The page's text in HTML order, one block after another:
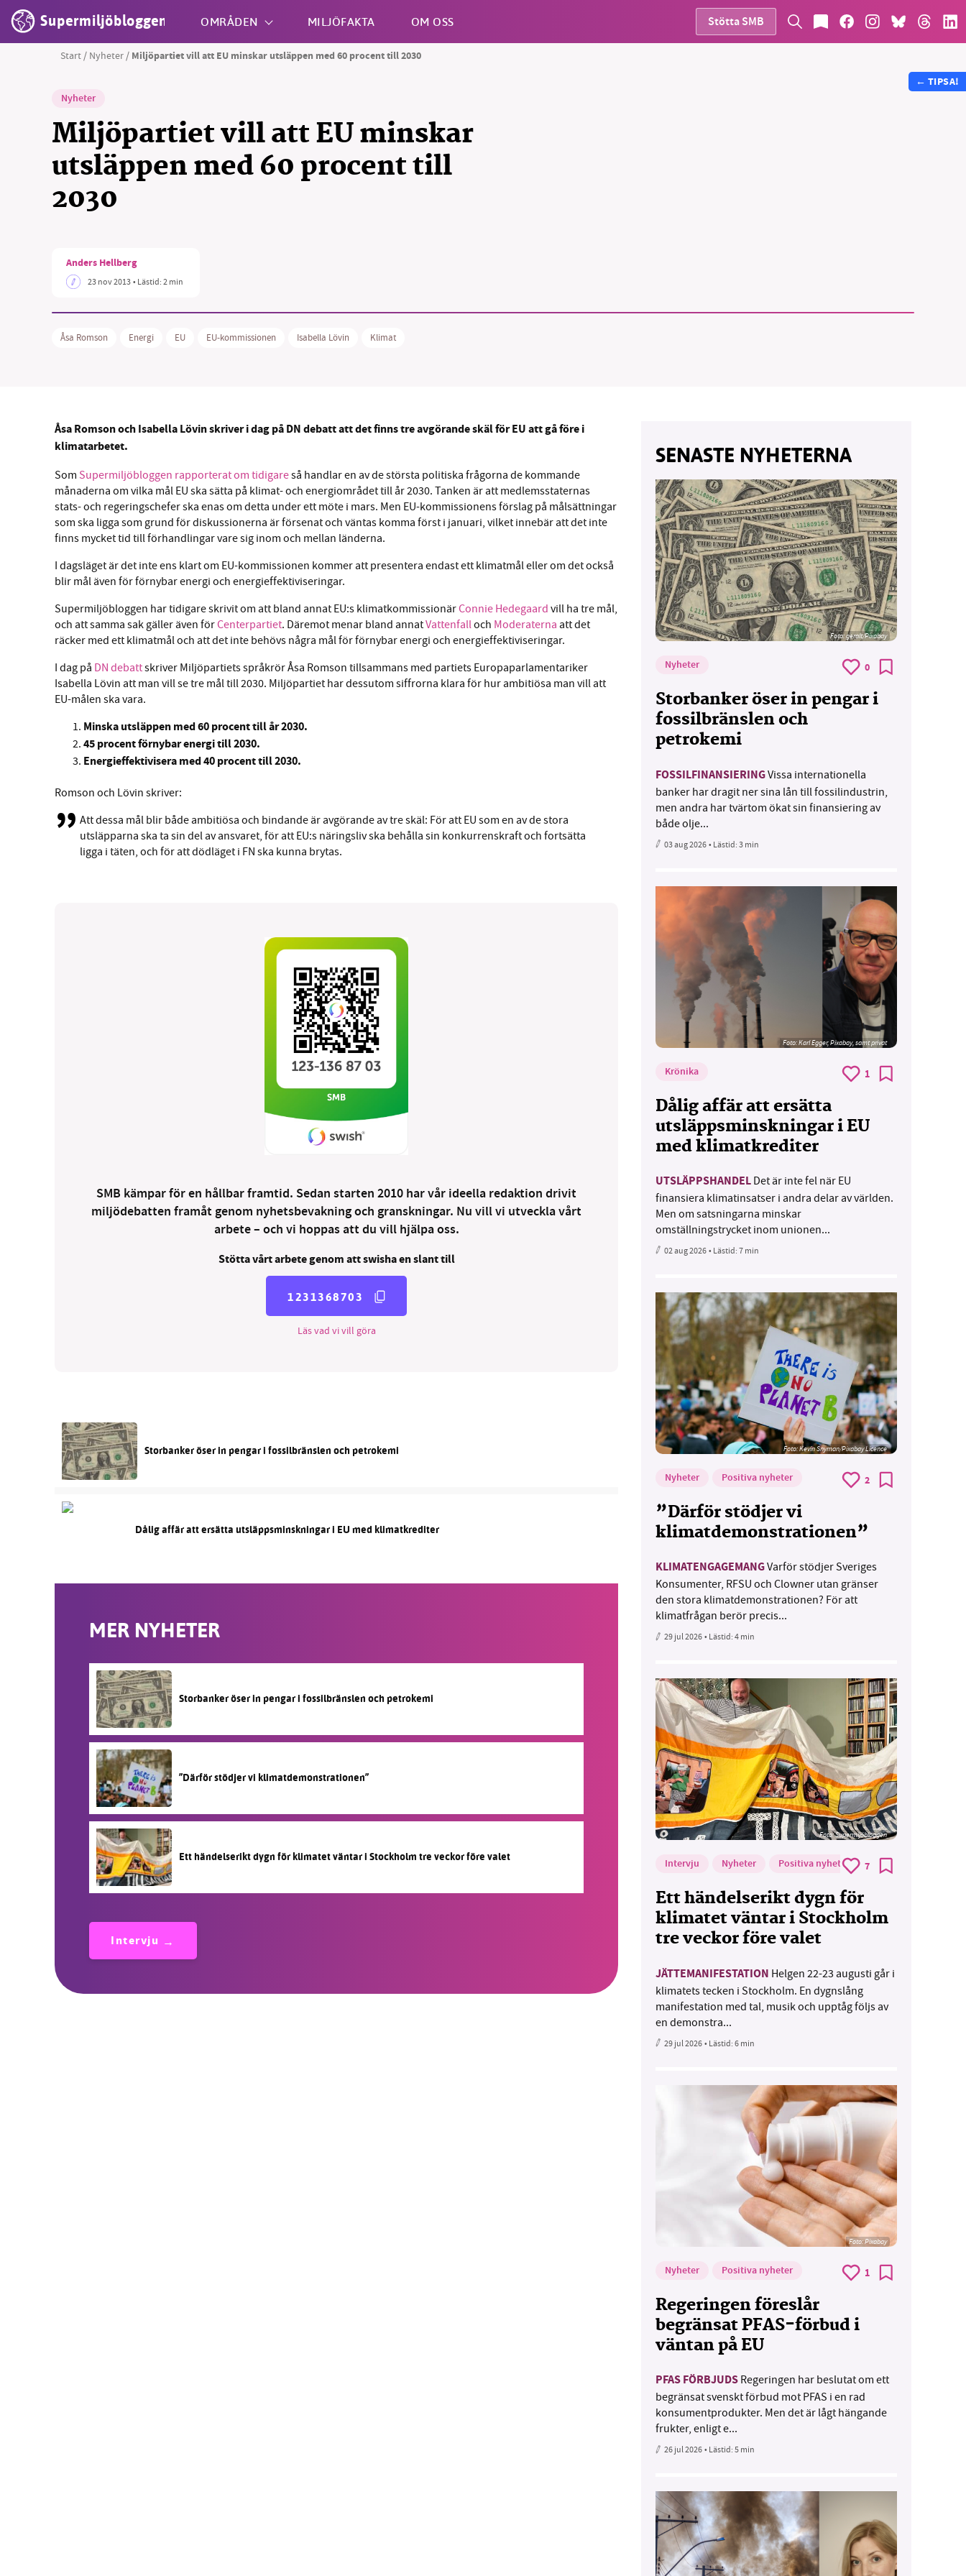
Supermiljöbloggen OMRÅDEN MILJÖFAKTA OM OSS Stötta SMB
Start / Nyheter / Miljöpartiet vill att EU minskar utsläppen med 60 procent till 2030
Nyheter
Miljöpartiet vill att EU minskar
utsläppen med 60 procent till
2030
Anders Hellberg
23 nov 2013• Lästid:2 min
Åsa Romson Energi EU EU-kommissionen Isabella Lövin Klimat
Åsa Romson och Isabella Lövin skriver i dag på DN debatt att det finns tre avgörande skäl för EU att gå före i
klimatarbetet.
Som Supermiljöbloggen rapporterat om tidigareså handlar en av de största politiska frågorna de kommande
månaderna om vilka mål EU ska sätta på klimat- och energiområdet till år 2030. Tanken är att medlemsstaternas
stats- och regeringschefer ska enas om detta under ett möte i mars. Men EU-kommissionens förslag på målsättningar
som ska ligga som grund för diskussionerna är försenat och väntas komma först i januari, vilket innebär att det inte
finns mycket tid till förhandlingar vare sig inom och mellan länderna.
I dagsläget är det inte ens klart om EU-kommissionen kommer att presentera endast ett klimatmål eller om det också
blir mål även för förnybar energi och energieffektiviseringar.
Supermiljöbloggen har tidigare skrivit om att bland annat EU:s klimatkommissionärConnie Hedegaard vill ha tre mål,
och att samma sak gäller även förCenterpartiet. Däremot menar bland annatVattenfalloch Moderaterna att det
räcker med ett klimatmål och att det inte behövs några mål för förnybar energi och energieffektiviseringar.
I dag på DN debattskriver Miljöpartiets språkrör Åsa Romson tillsammans med partiets Europaparlamentariker
Isabella Lövin att man vill se tre mål till 2030. Miljöpartiet har dessutom siffrorna klara för hur ambitiösa man vill att
EU-målen ska vara.
Minska utsläppen med 60 procent till år 2030.
45 procent förnybar energi till 2030.
Energieffektivisera med 40 procent till 2030.
Romson och Lövin skriver:
Att dessa mål blir både ambitiösa och bindande är avgörande av tre skäl: För att EU som en av de stora
utsläpparna ska ta sin del av ansvaret, för att EU:s näringsliv ska behålla sin konkurrenskraft och fortsätta
ligga i täten, och för att dödläget i FN ska kunna brytas.
SMB kämpar för en hållbar framtid. Sedan starten 2010 har vår ideella redaktion drivit
miljödebatten framåt genom nyhetsbevakning och granskningar. Nu vill vi utveckla vårt
arbete – och vi hoppas att du vill hjälpa oss.
Stötta vårt arbete genom att swisha en slant till
1231368703
Läs vad vi vill göra
Storbanker öser in pengar i fossilbränslen och petrokemi
Dålig affär att ersätta utsläppsminskningar i EU med klimatkrediter
MER NYHETER
Storbanker öser in pengar i fossilbränslen och petrokemi
”Därför stödjer vi klimatdemonstrationen”
Ett händelserikt dygn för klimatet väntar i Stockholm tre veckor före valet
Intervju
SENASTE NYHETERNA
Foto:geralt/Pixabay
Nyheter 0
Storbanker öser in pengar i
fossilbränslen och
petrokemi
FOSSILFINANSIERINGVissa internationella
banker har dragit ner sina lån till fossilindustrin,
men andra har tvärtom ökat sin finansiering av
både olje...
03 aug 2026• Lästid:3 min
Foto:Karl Egger, Pixabay, samt privat
Krönika 1
Dålig affär att ersätta
utsläppsminskningar i EU
med klimatkrediter
UTSLÄPPSHANDEL Det är inte fel när EU
finansiera klimatinsatser i andra delar av världen.
Men om satsningarna minskar
omställningstrycket inom unionen...
02 aug 2026• Lästid:7 min
Foto:Kevin Snyman/Pixabay Licence
Nyheter Positiva nyheter 2
”Därför stödjer vi
klimatdemonstrationen”
KLIMATENGAGEMANGVarför stödjer Sveriges
Konsumenter, RFSU och Clowner utan gränser
den stora klimatdemonstrationen? För att
klimatfrågan berör precis...
29 jul 2026• Lästid:4 min
Foto: Supermijöbloggen
Intervju Nyheter Positiva nyheter 7
Ett händelserikt dygn för
klimatet väntar i Stockholm
tre veckor före valet
JÄTTEMANIFESTATION Helgen 22-23 augusti går i
klimatets tecken i Stockholm. En dygnslång
manifestation med tal, musik och upptåg följs av
en demonstra...
29 jul 2026• Lästid:6 min
Foto:Pixabay
Nyheter Positiva nyheter 1
Regeringen föreslår
begränsat PFAS-förbud i
väntan på EU
PFAS FÖRBJUDS Regeringen har beslutat om ett
begränsat svenskt förbud mot PFAS i en rad
konsumentprodukter. Men det är lågt hängande
frukter, enligt e...
26 jul 2026• Lästid:5 min
← TIPSA!
ideella redaktion drivit miljödebatten framåt genom
nyhetsbevakning och granskningar. Nu vill vi utveckla vårt arbete –
och vi hoppas att du vill hjälpa oss.
Stötta vårt arbete genom att swisha en slant till
Läs vad vi vill göra